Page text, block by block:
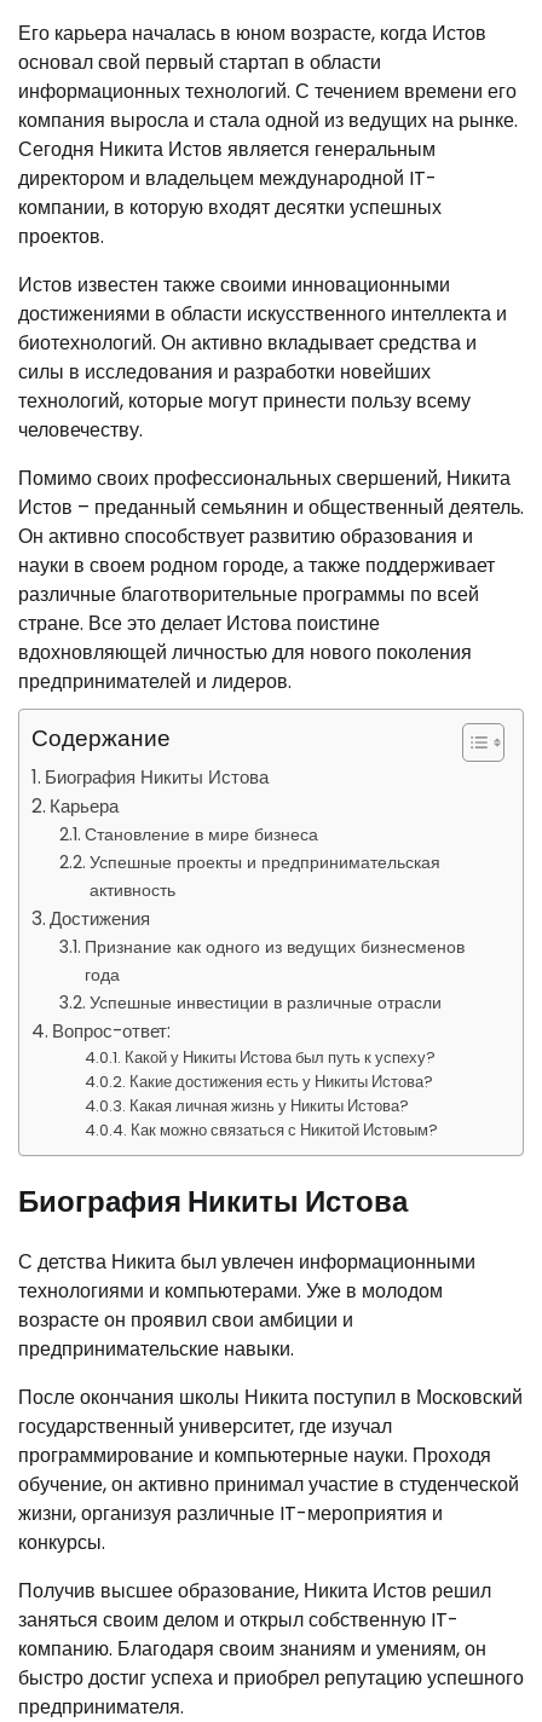
Его карьера началась в юном возрасте, когда Истов
основал свой первый стартап в области
информационных технологий. С течением времени его
компания выросла и стала одной из ведущих на рынке.
Сегодня Никита Истов является генеральным
директором и владельцем международной IT-
компании, в которую входят десятки успешных
проектов.
Истов известен также своими инновационными
достижениями в области искусственного интеллекта и
биотехнологий. Он активно вкладывает средства и
силы в исследования и разработки новейших
технологий, которые могут принести пользу всему
человечеству.
Помимо своих профессиональных свершений, Никита
Истов – преданный семьянин и общественный деятель.
Он активно способствует развитию образования и
науки в своем родном городе, а также поддерживает
различные благотворительные программы по всей
стране. Все это делает Истова поистине
вдохновляющей личностью для нового поколения
предпринимателей и лидеров.
Содержание
Биография Никиты Истова
Карьера
Становление в мире бизнеса
Успешные проекты и предпринимательская
активность
Достижения
Признание как одного из ведущих бизнесменов
года
Успешные инвестиции в различные отрасли
Вопрос-ответ:
Какой у Никиты Истова был путь к успеху?
Какие достижения есть у Никиты Истова?
Какая личная жизнь у Никиты Истова?
Как можно связаться с Никитой Истовым?
Биография Никиты Истова
С детства Никита был увлечен информационными
технологиями и компьютерами. Уже в молодом
возрасте он проявил свои амбиции и
предпринимательские навыки.
После окончания школы Никита поступил в Московский
государственный университет, где изучал
программирование и компьютерные науки. Проходя
обучение, он активно принимал участие в студенческой
жизни, организуя различные IT-мероприятия и
конкурсы.
Получив высшее образование, Никита Истов решил
заняться своим делом и открыл собственную IT-
компанию. Благодаря своим знаниям и умениям, он
быстро достиг успеха и приобрел репутацию успешного
предпринимателя.